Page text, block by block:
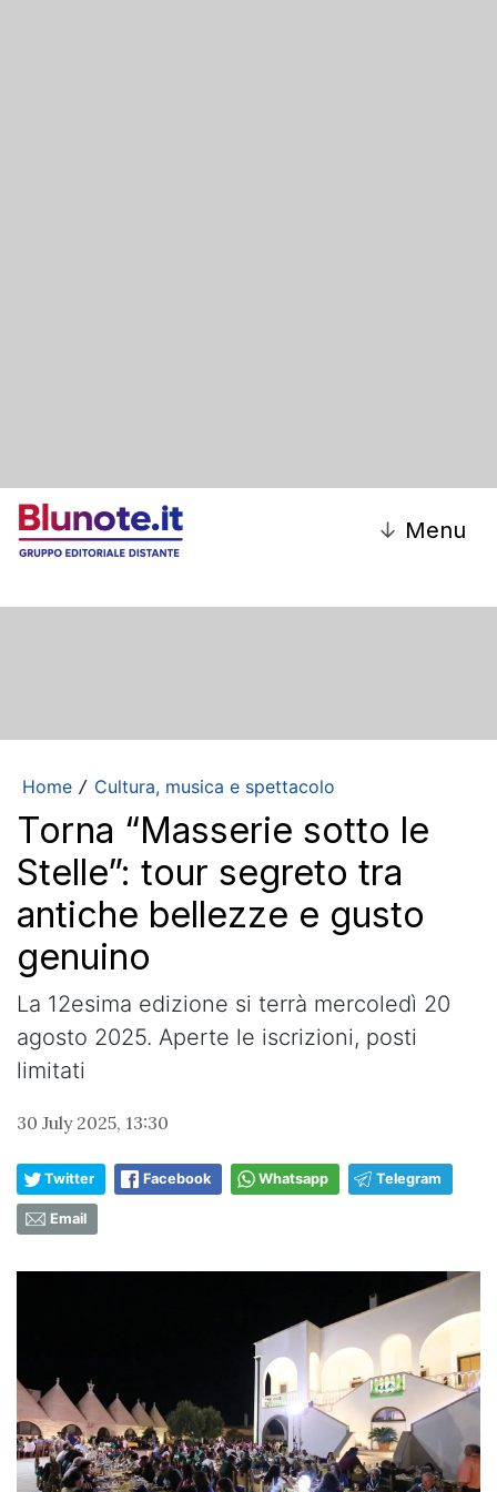
↓ Menu
Home / Cultura, musica e spettacolo
Torna “Masserie sotto le
Stelle”: tour segreto tra
antiche bellezze e gusto
genuino
La 12esima edizione si terrà mercoledì 20
agosto 2025. Aperte le iscrizioni, posti
limitati
30 July 2025, 13:30
Twitter Facebook Whatsapp Telegram
Email